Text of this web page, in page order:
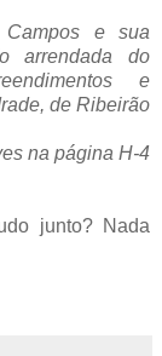
Campos e sua
arrendada do
e
de Ribeirão
na página H-4
junto? Nada